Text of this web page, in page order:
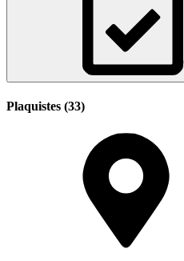
Plaquistes (33)